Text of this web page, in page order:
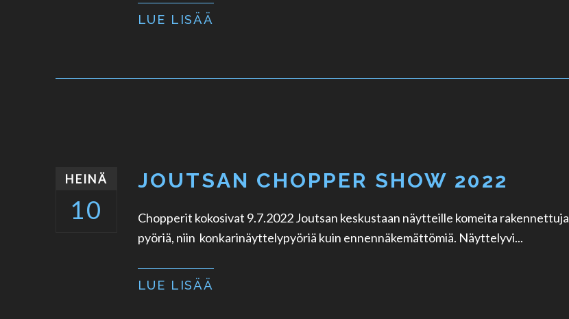
LUE LISÄÄ
JOUTSAN CHOPPER SHOW 2022
HEINÄ
10
Chopperit kokosivat 9.7.2022 Joutsan keskustaan näytteille komeita rakennettuja
pyöriä, niin konkarinäyttelypyöriä kuin ennennäkemättömiä. Näyttelyvi...
LUE LISÄÄ